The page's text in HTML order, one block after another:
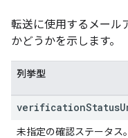
転送に使用するメール
かどうかを示します。
列挙型
verificationStatus
未指定の確認ステータス。